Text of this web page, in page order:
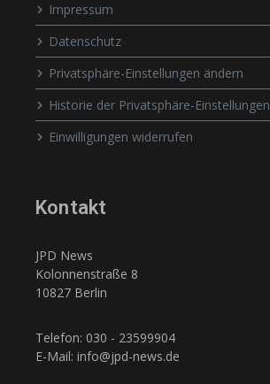
Impressum
Datenschutz
Privatsphäre-Einstellungen ändern
Historie der Privatsphäre-Einstellungen
Einwilligungen widerrufen
Kontakt
JPD News
Kolonnenstraße 8
10827 Berlin
Telefon: 030 - 23599904
E-Mail: info@jpd-news.de